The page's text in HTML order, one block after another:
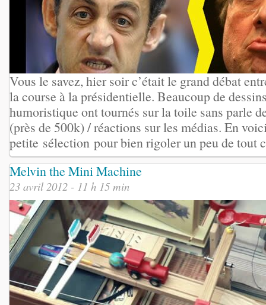
Vous le savez, hier soir c’était le grand débat
la course à la présidentielle. Beaucoup de
humoristique ont tournés sur la toile sans parle
(près de 500k) / réactions sur les médias. En
petite sélection pour bien rigoler un peu de tout
Melvin the Mini Machine
23 avril 2012 - 11 h 15 min